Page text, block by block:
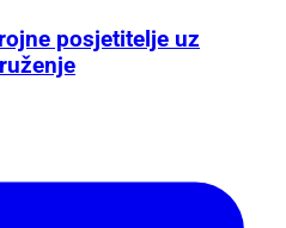
posjetitelje uz